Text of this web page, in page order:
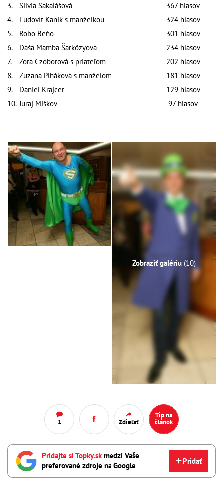
3.
Silvia Sakalášová
367 hlasov
4.
Ľudovít Kaník s manželkou
324 hlasov
5.
Robo Beňo
301 hlasov
6.
Dáša Mamba Šarközyová
234 hlasov
7.
Zora Czoborová s priateľom
202 hlasov
8.
Zuzana Plháková s manželom
181 hlasov
9.
Daniel Krajcer
129 hlasov
10. Juraj Miškov 97 hlasov
Zobraziť galériu (10)
1 Zdieľať
Tip na
článok
Pridajte si Topky.skmedzi Vaše
preferované zdroje na Google
Pridať